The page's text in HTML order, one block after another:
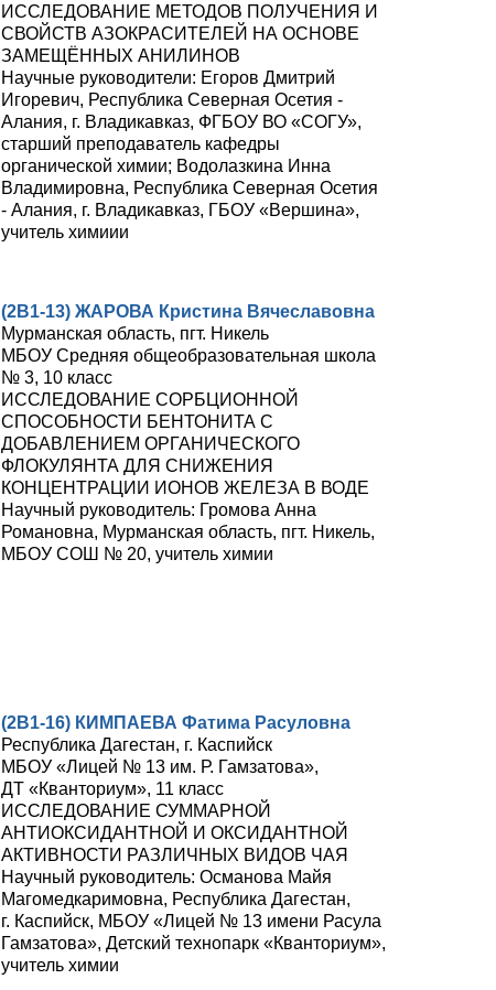
ИССЛЕДОВАНИЕ МЕТОДОВ ПОЛУЧЕНИЯ И
СВОЙСТВ АЗОКРАСИТЕЛЕЙ НА ОСНОВЕ
ЗАМЕЩЁННЫХ АНИЛИНОВ
Научные руководители: Егоров Дмитрий
Игоревич, Республика Северная Осетия -
Алания, г. Владикавказ, ФГБОУ ВО «СОГУ»,
старший преподаватель кафедры
органической химии; Водолазкина Инна
Владимировна, Республика Северная Осетия
- Алания, г. Владикавказ, ГБОУ «Вершина»,
учитель химиии
(2В1-13) ЖАРОВА Кристина Вячеславовна
Мурманская область, пгт. Никель
МБОУ Средняя общеобразовательная школа
№ 3, 10 класс
ИССЛЕДОВАНИЕ СОРБЦИОННОЙ
СПОСОБНОСТИ БЕНТОНИТА С
ДОБАВЛЕНИЕМ ОРГАНИЧЕСКОГО
ФЛОКУЛЯНТА ДЛЯ СНИЖЕНИЯ
КОНЦЕНТРАЦИИ ИОНОВ ЖЕЛЕЗА В ВОДЕ
Научный руководитель: Громова Анна
Романовна, Мурманская область, пгт. Никель,
МБОУ СОШ № 20, учитель химии
(2В1-16) КИМПАЕВА Фатима Расуловна
Республика Дагестан, г. Каспийск
МБОУ «Лицей № 13 им. Р. Гамзатова»,
ДТ «Кванториум», 11 класс
ИССЛЕДОВАНИЕ СУММАРНОЙ
АНТИОКСИДАНТНОЙ И ОКСИДАНТНОЙ
АКТИВНОСТИ РАЗЛИЧНЫХ ВИДОВ ЧАЯ
Научный руководитель: Османова Майя
Магомедкаримовна, Республика Дагестан,
г. Каспийск, МБОУ «Лицей № 13 имени Расула
Гамзатова», Детский технопарк «Кванториум»,
учитель химии